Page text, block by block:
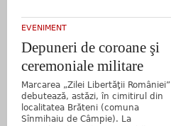
EVENIMENT
Depuneri de coroane şi
ceremoniale militare
Marcarea „Zilei Libertăţii României”
debutează, astăzi, în cimitirul din
localitatea Brăteni (comuna
Sînmihaiu de Câmpie). La